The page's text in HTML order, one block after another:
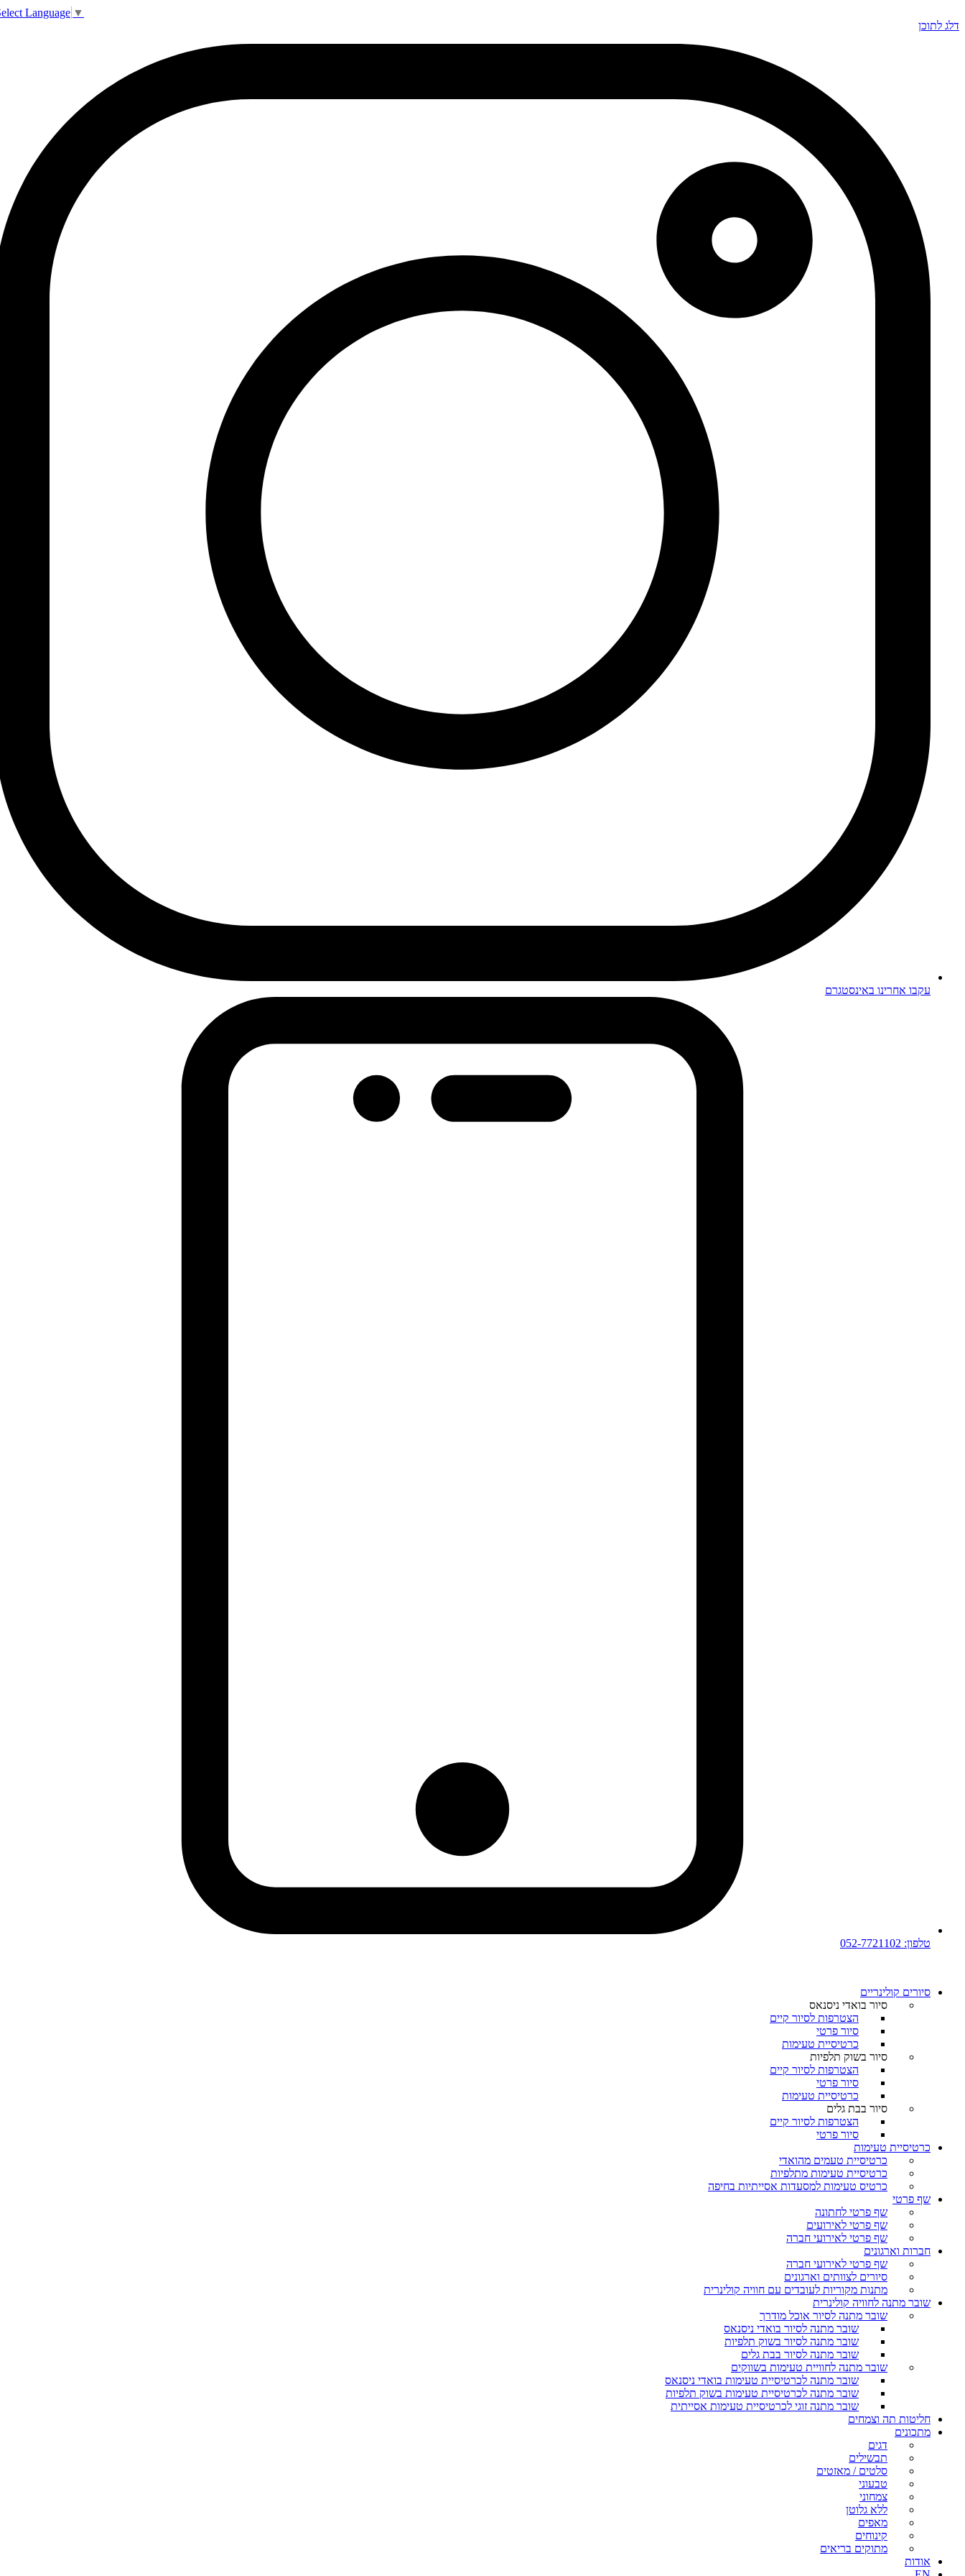
Language ▼
דלג לתוכן
עקבו אחרינו באינסטגרם
טלפון: 052-7721102
סיורים קולינריים​
סיור בואדי ניסנאס
הצטרפות לסיור קיים
סיור פרטי
כרטיסיית טעימות
סיור בשוק תלפיות
הצטרפות לסיור קיים
סיור פרטי
כרטיסיית טעימות
סיור בבת גלים
הצטרפות לסיור קיים
סיור פרטי
כרטיסיית טעימות
כרטיסיית טעמים מהואדי
כרטיסיית טעימות מתלפיות
כרטיס טעימות למסעדות אסייתיות בחיפה
שף פרטי
שף פרטי לחתונה
שף פרטי לאירועים
שף פרטי לאירועי חברה
חברות וארגונים
שף פרטי לאירועי חברה
סיורים לצוותים וארגונים
מתנות מקוריות לעובדים עם חוויה קולינרית
שובר מתנה לחוויה קולינרית
שובר מתנה לסיור אוכל מודרך
שובר מתנה לסיור בואדי ניסנאס
שובר מתנה לסיור בשוק תלפיות
שובר מתנה לסיור בבת גלים
שובר מתנה לחוויית טעימות בשווקים
שובר מתנה לכרטיסיית טעימות בואדי ניסנאס
שובר מתנה לכרטיסיית טעימות בשוק תלפיות
שובר מתנה זוגי לכרטיסיית טעימות אסייתית
חליטות תה וצמחים
מתכונים
דגים
תבשילים
סלטים / מאזטים
טבעוני
צמחוני
ללא גלוטן
מאפים
קינוחים
מתוקים בריאים
אודות